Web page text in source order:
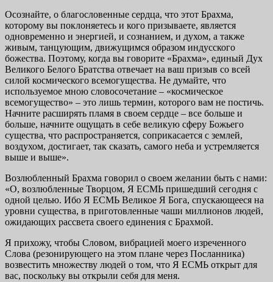
Осознайте, о благословенные сердца, что этот Брахма,
которому вы поклоняетесь и кого призываете, является
одновременно и энергией, и соз­нанием, и духом, а также
живым, танцующим, движущимся образом инду­сского
божества. Поэтому, когда вы говорите «Брахма», единый Дух
Вели­кого Белого Братства отвечает на ваш призыв со всей
силой космического всемогущества. Не думайте, что
используемое мною словосочетание – «космическое
всемогущество» – это лишь термин, которого вам не пос­тичь.
Начните расширять пламя в своем сердце – все больше и
больше, начните ощущать в себе великую сферу Божьего
существа, что распростра­няется, соприкасается с землей,
воздухом, достигает, так сказать, самого неба и устремляется
выше и выше».
Возлюбленный Брахма говорил о своем желании быть с нами:
«О, возлюб­ленные Творцом, Я ЕСМЬ пришедший сегодня с
одной целью. Ибо Я ЕСМЬ Великое Я Бога, спускающееся на
уровни существа, в приготовленные чаши миллионов людей,
ожидающих рассвета своего единения с Брахмой.
Я прихожу, чтобы Словом, вибрацией моего изреченного
Слова (резо­нирующего на этом плане через Посланника)
возвестить множеству людей о том, что Я ЕСМЬ открыт для
вас, поскольку вы открыли себя для меня.